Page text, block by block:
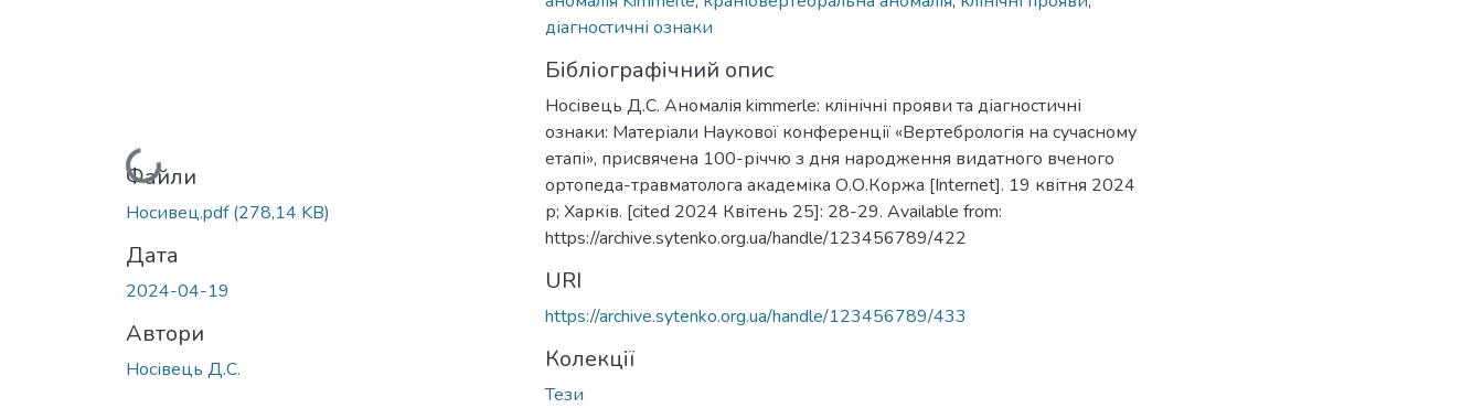
Вантажиться...
Файли
Носивец.pdf(278,14 KB)
Дата
2024-04-19
Автори
Носівець Д.С.
діагностичні ознаки
Бібліографічний опис
Носівець Д.С. Аномалія kimmerle: клінічні прояви та діагностичні
ознаки: Матеріали Наукової конференції «Вертебрологія на сучасному
етапі», присвячена 100-річчю з дня народження видатного вченого
ортопеда-травматолога академіка О.О.Коржа [Internet]. 19 квітня 2024
р; Харків. [cited 2024 Квітень 25]: 28-29. Available from:
https://archive.sytenko.org.ua/handle/123456789/422
URI
https://archive.sytenko.org.ua/handle/123456789/433
Колекції
Тези